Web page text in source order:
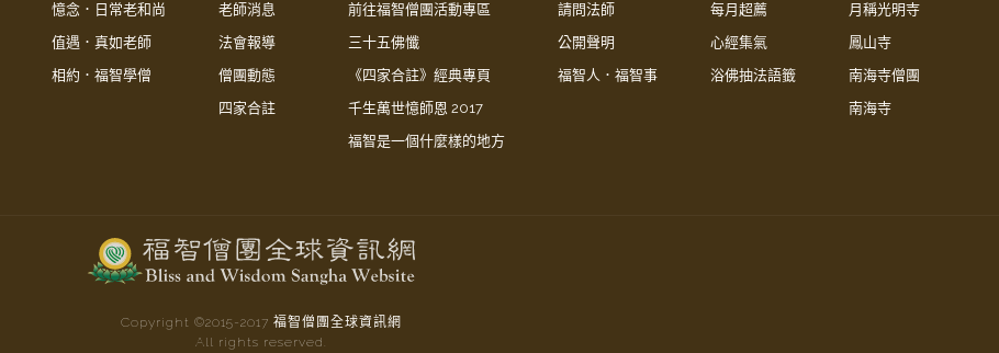
憶念．日常老和尚
值遇．真如老師
相約．福智學僧
老師消息
法會報導
僧團動態
四家合註
前往福智僧團活動專區
三十五佛懺
《四家合註》經典專頁
千生萬世憶師恩 2017
福智是一個什麼樣的地方
請問法師
公開聲明
福智人．福智事
每月超薦
心經集氣
浴佛抽法語籤
月稱光明寺
鳳山寺
南海寺僧團
南海寺
Copyright ©2015-2017 福智僧團全球資訊網
All rights reserved.